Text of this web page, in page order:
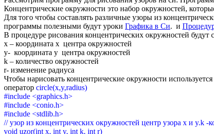
Концентрические окружности это набор окружностей,
Для того чтобы составлять различные узоры из
программы полезными будут уроки Графика в Си. и
В процедуре рисования концентрических окружностей
x – координата x центра окружностей
y- координата y центра окружностей
k – количество окружностей
r- изменение радиуса
Чтобы нарисовать концентрические окружности используется
оператор circle(x,y,radius)
#include <graphics.h>
#include <conio.h>
#include <stdlib.h>
// узор из концентрических окружностей центр узора x и y.k -
void uzor(int x, int y, int k, int r)